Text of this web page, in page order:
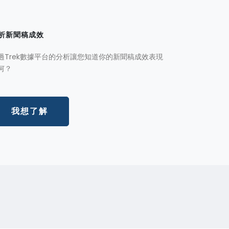
新聞稿成效
Trek數據平台的分析讓您知道你的新聞稿成效表現
？
我想了解